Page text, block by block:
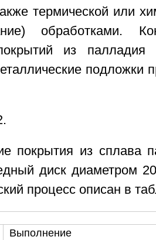
термической или
обработками.
из
подложки
покрытия из сплава
диск диаметром
процесс описан в
Выполнение